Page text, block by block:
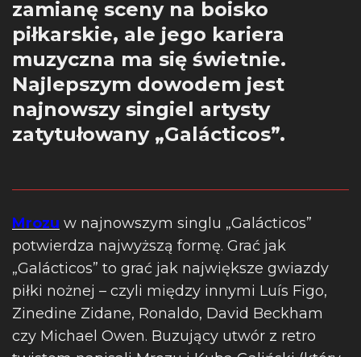
zamianę sceny na boisko
piłkarskie, ale jego kariera
muzyczna ma się świetnie.
Najlepszym dowodem jest
najnowszy singiel artysty
zatytułowany „Galácticos”.
Mrozu w najnowszym singlu „Galácticos”
potwierdza najwyższą formę. Grać jak
„Galácticos” to grać jak największe gwiazdy
piłki nożnej – czyli między innymi Luís Figo,
Zinedine Zidane, Ronaldo, David Beckham
czy Michael Owen. Buzujący utwór z retro